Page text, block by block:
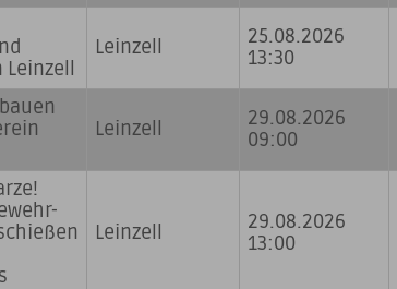
Leinzell
25.08.2026
13:30
Leinzell
29.08.2026
09:00
Leinzell
29.08.2026
13:00